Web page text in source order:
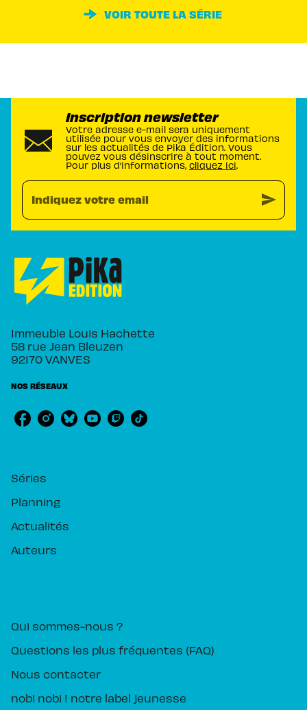
VOIR TOUTE LA SÉRIE
Inscription newsletter
Votre adresse e-mail sera uniquement
utilisée pour vous envoyer des informations
sur les actualités de Pika Édition. Vous
pouvez vous désinscrire à tout moment.
Pour plus d’informations, cliquez ici.
Indiquez votre email send
Immeuble Louis Hachette
58 rue Jean Bleuzen
92170 VANVES
NOS RÉSEAUX
Séries
Planning
Actualités
Auteurs
Qui sommes-nous ?
Questions les plus fréquentes (FAQ)
Nous contacter
nobi nobi ! notre label jeunesse